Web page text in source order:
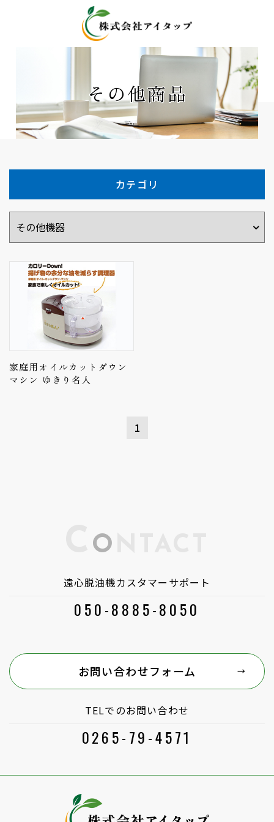
その他商品
カテゴリ
家庭用オイルカットダウン
マシン ゆきり名人
1
O
遠心脱油機カスタマーサポート
050-8885-8050
お問い合わせフォーム
TELでのお問い合わせ
0265-79-4571